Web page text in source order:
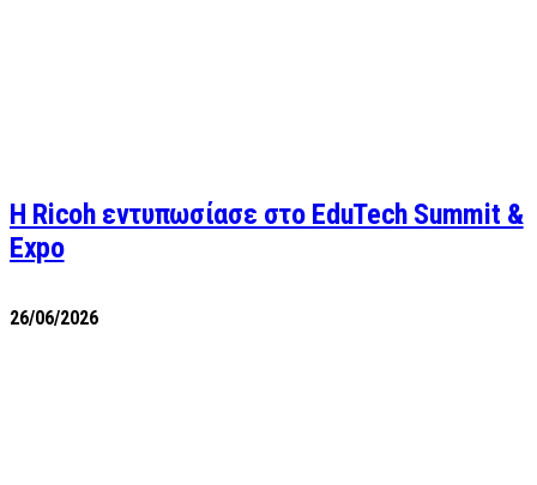
Η Ricoh εντυπωσίασε στο EduTech Summit &
Expo
26/06/2026